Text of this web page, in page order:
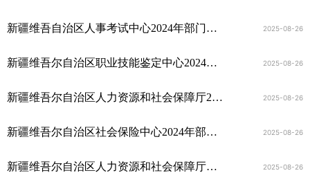
新疆维吾自治区人事考试中心2024年部门决算公开 2025-08-26
新疆维吾尔自治区职业技能鉴定中心2024年部门决算公开 2025-08-26
新疆维吾尔自治区人力资源和社会保障厅2024年部门决算公开 2025-08-26
新疆维吾尔自治区社会保险中心2024年部门决算公开 2025-08-26
新疆维吾尔自治区人力资源和社会保障厅本级2024年部门决算公开 2025-08-26